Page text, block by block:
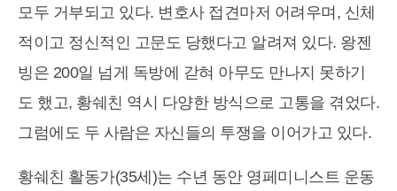
모두 거부되고 있다. 변호사 접견마저 어려우며, 신체
적이고 정신적인 고문도 당했다고 알려져 있다. 왕젠
빙은 200일 넘게 독방에 갇혀 아무도 만나지 못하기
도 했고, 황쉐친 역시 다양한 방식으로 고통을 겪었다.
그럼에도 두 사람은 자신들의 투쟁을 이어가고 있다.
황쉐친 활동가(35세)는 수년 동안 영페미니스트 운동